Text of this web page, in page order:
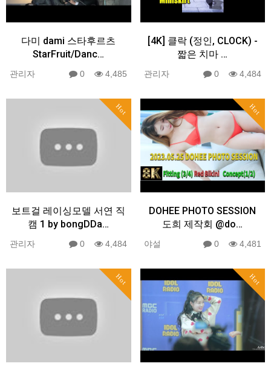
다미 dami 스타후르츠
StarFruit/Danc…
관리자 0 4,485
[4K] 클락 (정인, CLOCK) -
짧은 치마 …
관리자 0 4,484
Hot
보트걸 레이싱모델 서연 직
캠 1 by bongDDa…
관리자 0 4,484
Hot
DOHEE PHOTO SESSION
도희 제작회 @do…
야설 0 4,481
Hot Hot